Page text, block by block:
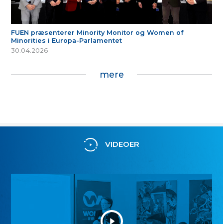
FUEN præsenterer Minority Monitor og Women of
Minorities i Europa-Parlamentet
30.04.2026
mere
VIDEOER